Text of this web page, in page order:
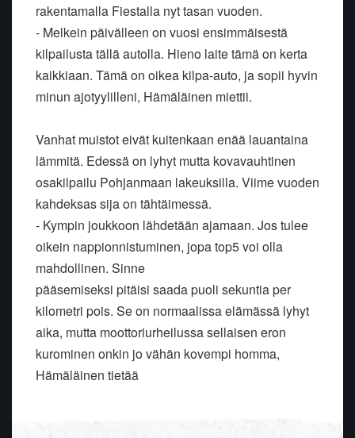
rakentamalla Fiestalla nyt tasan vuoden.
- Melkein päivälleen on vuosi ensimmäisestä
kilpailusta tällä autolla. Hieno laite tämä on kerta
kaikkiaan. Tämä on oikea kilpa-auto, ja sopii hyvin
minun ajotyylilleni, Hämäläinen miettii.
Vanhat muistot eivät kuitenkaan enää lauantaina
lämmitä. Edessä on lyhyt mutta kovavauhtinen
osakilpailu Pohjanmaan lakeuksilla. Viime vuoden
kahdeksas sija on tähtäimessä.
- Kympin joukkoon lähdetään ajamaan. Jos tulee
oikein nappionnistuminen, jopa top5 voi olla
mahdollinen. Sinne
pääsemiseksi pitäisi saada puoli sekuntia per
kilometri pois. Se on normaalissa elämässä lyhyt
aika, mutta moottoriurheilussa sellaisen eron
kurominen onkin jo vähän kovempi homma,
Hämäläinen tietää